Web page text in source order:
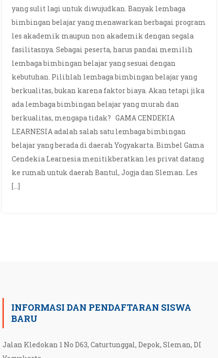
yang sulit lagi untuk diwujudkan. Banyak lembaga
bimbingan belajar yang menawarkan berbagai program
les akademik maupun non akademik dengan segala
fasilitasnya. Sebagai peserta, harus pandai memilih
lembaga bimbingan belajar yang sesuai dengan
kebutuhan. Pilihlah lembaga bimbingan belajar yang
berkualitas, bukan karena faktor biaya. Akan tetapi jika
ada lembaga bimbingan belajar yang murah dan
berkualitas, mengapa tidak? GAMA CENDEKIA
LEARNESIA adalah salah satu lembaga bimbingan
belajar yang berada di daerah Yogyakarta. Bimbel Gama
Cendekia Learnesia menitikberatkan les privat datang
ke rumah untuk daerah Bantul, Jogja dan Sleman. Les
[…]
INFORMASI DAN PENDAFTARAN SISWA
BARU
Jalan Kledokan 1 No D63, Caturtunggal, Depok, Sleman, DI